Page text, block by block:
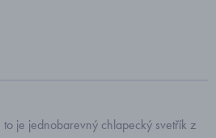
je jednobarevný chlapecký svetřík z